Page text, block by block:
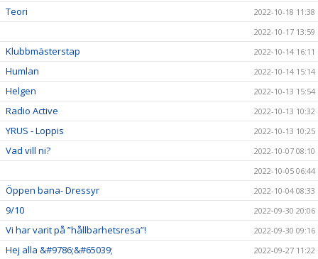
Teori
2022-10-18 11:38
2022-10-17 13:59
Klubbmästerstap 2022-10-14 16:11
Humlan 2022-10-14 15:14
Helgen 2022-10-13 15:54
Radio Active 2022-10-13 10:32
YRUS - Loppis 2022-10-13 10:25
Vad vill ni?
2022-10-07 08:10
2022-10-05 06:44
Öppen bana- Dressyr 2022-10-04 08:33
9/10 2022-09-30 20:06
Vi har varit på ”hållbarhetsresa”! 2022-09-30 09:16
Hej alla &#9786;&#65039; 2022-09-27 11:22